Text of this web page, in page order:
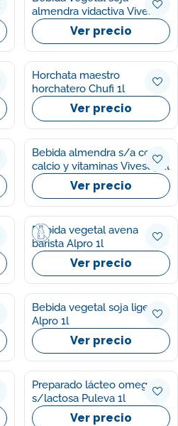
almendra vidactiva Vivesoy
1l
Ver precio
Horchata maestro
horchatero Chufi 1l
Ver precio
Bebida almendra s/a con
calcio y vitaminas Vivesoy 1l
Ver precio
Bebida vegetal avena
barista Alpro 1l
Ver precio
Bebida vegetal soja ligera
Alpro 1l
Ver precio
Preparado lácteo omega 3
s/lactosa Puleva 1l
Ver precio